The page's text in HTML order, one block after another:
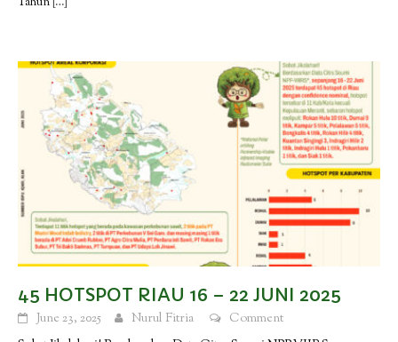
45 HOTSPOT RIAU 16 – 22 JUNI 2025
June 23, 2025 Nurul Fitria
Comment